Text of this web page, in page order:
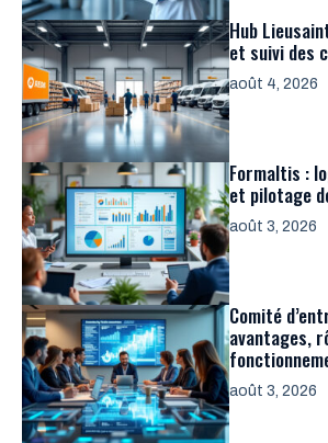
Hub
et suivi des
août 4, 2026
Formaltis :
et pilotage
août 3, 2026
Comité
avantages,
août 3, 2026